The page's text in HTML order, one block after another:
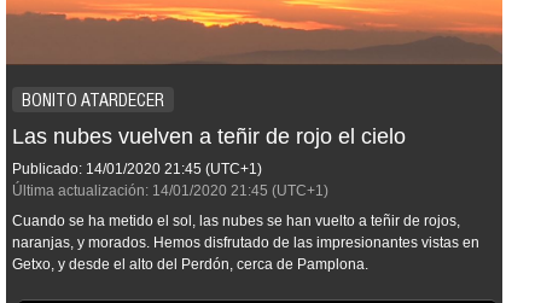
BONITO ATARDECER
Las nubes vuelven a teñir de rojo el cielo
Publicado: 14/01/2020 21:45 (UTC+1)
Última actualización: 14/01/2020 21:45 (UTC+1)
Cuando se ha metido el sol, las nubes se han vuelto a teñir de rojos,
naranjas, y morados. Hemos disfrutado de las impresionantes vistas en
Getxo, y desde el alto del Perdón, cerca de Pamplona.